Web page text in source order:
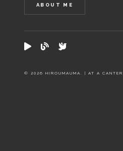
ABOUT ME
© 2026 HIROUMAUMA. | AT A CANTER.